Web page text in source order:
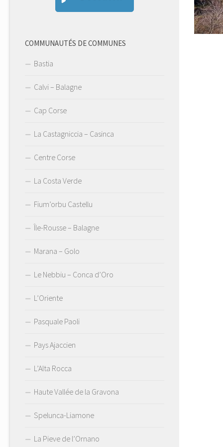
COMMUNAUTÉS DE COMMUNES
Bastia
Calvi – Balagne
Cap Corse
La Castagniccia – Casinca
Centre Corse
La Costa Verde
Fium’orbu Castellu
Île-Rousse – Balagne
Marana – Golo
Le Nebbiu – Conca d’Oro
L’Oriente
Pasquale Paoli
Pays Ajaccien
L’Alta Rocca
Haute Vallée de la Gravona
Spelunca-Liamone
La Pieve de l’Ornano